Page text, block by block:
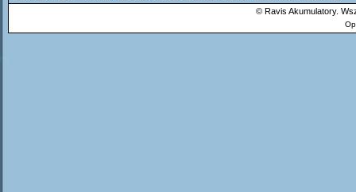
© Ravis Akumulatory.